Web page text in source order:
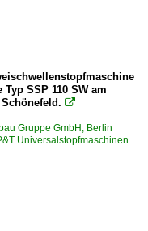
u. Siebwagen
Silowagen (sonstige)
(SUM)
(USP)
Weichenstopfmaschine
(USM)
SSP 110 SW am

Gruppe GmbH, Berlin
Universalstopfmaschinen